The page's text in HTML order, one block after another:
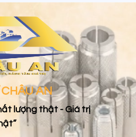
AN
lượng thật - Giá trị